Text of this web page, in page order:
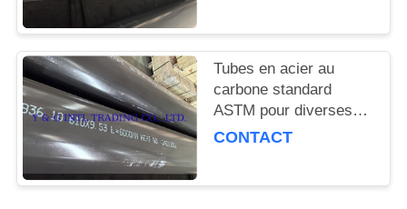
Tubes en acier au
carbone standard
ASTM pour diverses
industries
CONTACT